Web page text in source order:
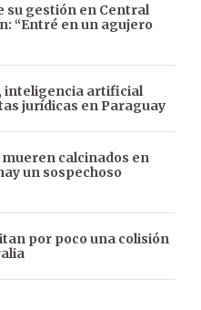
su gestión en Central
“Entré en un agujero
inteligencia artificial
jurídicas en Paraguay
mueren calcinados en
un sospechoso
por poco una colisión